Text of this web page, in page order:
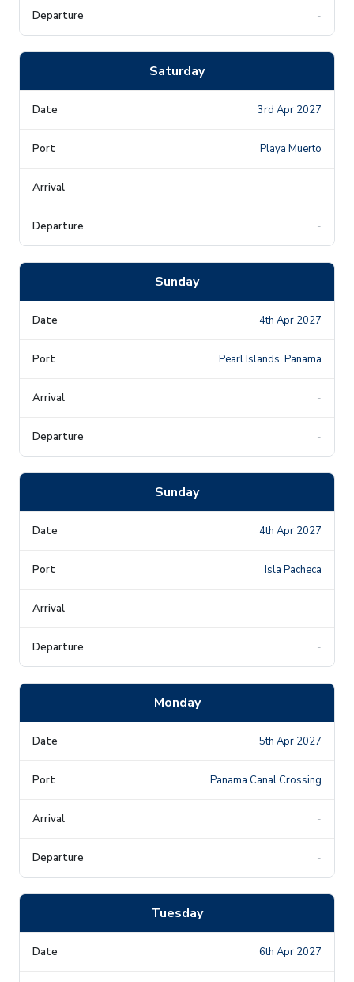
-
Saturday
3rd Apr 2027
Playa Muerto
-
-
Sunday
4th Apr 2027
Pearl Islands, Panama
-
-
Sunday
4th Apr 2027
Isla Pacheca
-
-
Monday
5th Apr 2027
Panama Canal Crossing
-
-
Tuesday
6th Apr 2027